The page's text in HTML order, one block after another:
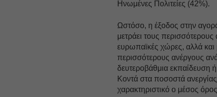
Ηνωμένες Πολιτείες (42%).
Ωστόσο, η έξοδος στην
μετράει τους
ευρωπαϊκές χώρες, αλλά και
περισσότερους ανέργους
δευτεροβάθμια εκπαίδευση
Κοντά στα ποσοστά
χαρακτηριστικό ο μέσος